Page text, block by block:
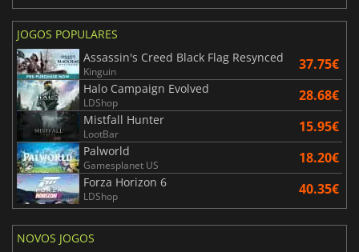
JOGOS POPULARES
Assassin's Creed Black Flag Resynced
Kinguin 37.75€
Halo Campaign Evolved
LDShop 28.68€
Mistfall Hunter
LootBar 15.95€
Palworld
Gamesplanet US 18.20€
Forza Horizon 6
LDShop 40.35€
NOVOS JOGOS